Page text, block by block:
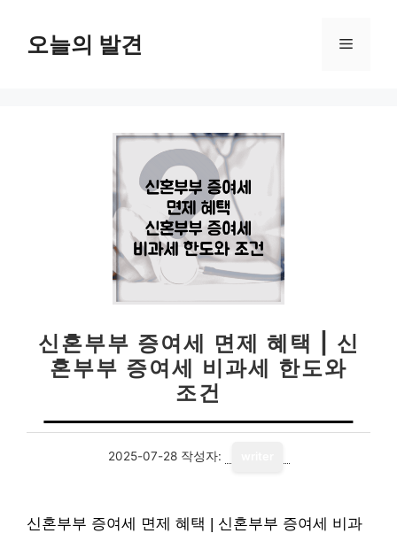
오늘의 발견 메
신혼부부 증여세 면제 혜택 | 신
혼부부 증여세 비과세 한도와
조건
2025-07-28 작성자:
신혼부부 증여세 면제 혜택 | 신혼부부 증여세 비과